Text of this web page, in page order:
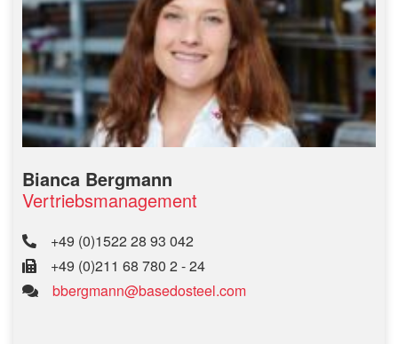
Bianca Bergmann
Vertriebsmanagement
+49 (0)1522 28 93 042
+49 (0)211 68 780 2 - 24
bbergmann@basedosteel.com